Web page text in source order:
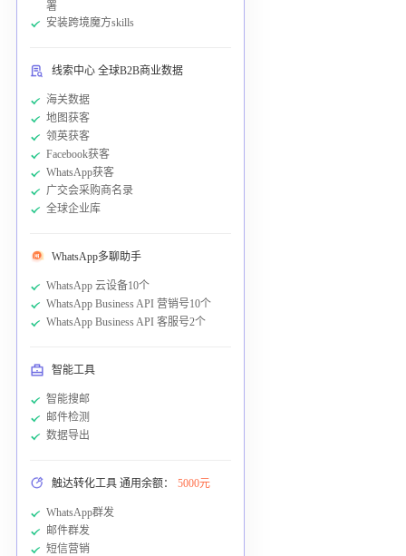
署
安装跨境魔方skills
线索中心 全球B2B商业数据
海关数据
地图获客
领英获客
Facebook获客
WhatsApp获客
广交会采购商名录
全球企业库
WhatsApp多聊助手
WhatsApp 云设备10个
WhatsApp Business API 营销号10个
WhatsApp Business API 客服号2个
智能工具
智能搜邮
邮件检测
数据导出
触达转化工具 通用余额： 5000元
WhatsApp群发
邮件群发
短信营销